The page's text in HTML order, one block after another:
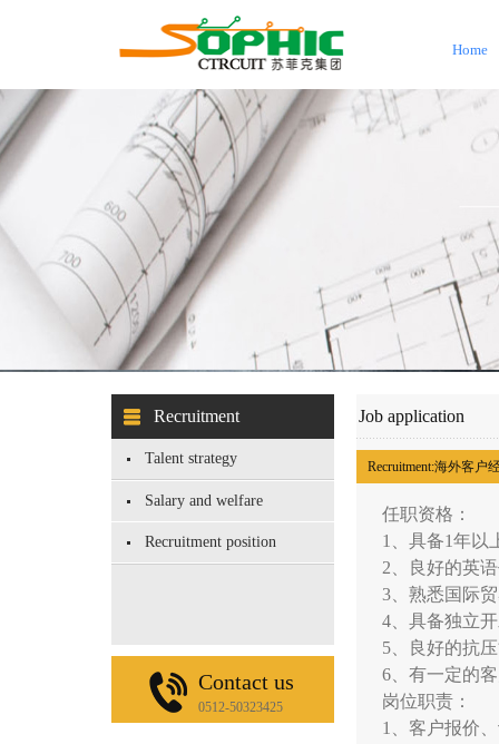
Home
Recruitment
Talent strategy
Salary and welfare
Recruitment position
Contact us
0512-50323425
Job application
Recruitment:海外客户
任职资格：
1、具备1年以
2、良好的英
3、熟悉国际
4、具备独立
5、良好的抗
6、有一定的
岗位职责：
1、客户报价